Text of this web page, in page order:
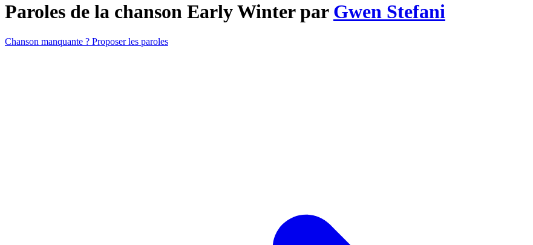
Paroles de la chanson Early Winter par Gwen Stefani
Chanson manquante ? Proposer les paroles